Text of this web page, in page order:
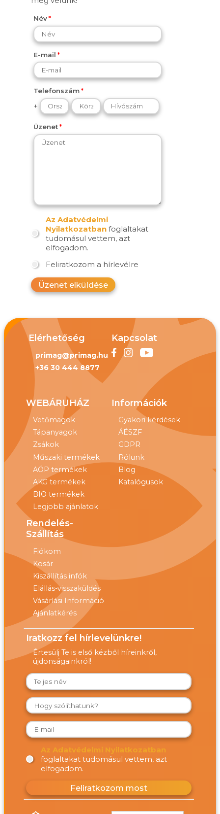
Név
E-mail
Telefonszám
+
Üzenet
Az Adatvédelmi
Nyilatkozatban foglaltakat
tudomásul vettem, azt
elfogadom.
Feliratkozom a hírlevélre
Üzenet elküldése
Elérhetőség
primag@primag.hu
+36 30 444 8877
Kapcsolat
WEBÁRUHÁZ
Vetőmagok
Tápanyagok
Zsákok
Műszaki termékek
AÖP termékek
AKG termékek
BIO termékek
Legjobb ajánlatok
Információk
Gyakori kérdések
ÁÉSZF
GDPR
Rólunk
Blog
Katalógusok
Rendelés-
Szállítás
Fiókom
Kosár
Kiszállítás infók
Elállás-visszaküldés
Vásárlási Információ
Ajánlatkérés
Iratkozz fel hírlevelünkre!
Értesülj Te is első kézből híreinkről,
újdonságainkról!
Az Adatvédelmi Nyilatkozatban
foglaltakat tudomásul vettem, azt
elfogadom.
Feliratkozom most